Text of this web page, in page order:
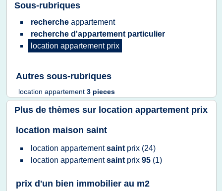
Sous-rubriques
recherche appartement
recherche d'appartement particulier
location appartement prix
Autres sous-rubriques
location appartement 3 pieces
Plus de thèmes sur location appartement prix
location maison saint
location appartementsaint prix (24)
location appartementsaint prix 95 (1)
prix d'un bien immobilier au m2